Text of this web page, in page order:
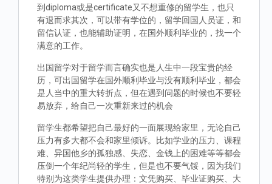
到diploma或是certificate又不想重修的留学生，也只
有退而求其次，可以带有学位的，留学回国人员证，和
留信认证，也能辅助证明，在国外顺利毕业的，找一个
满意的工作。
出国留学对于留学而言确实也是人生中一段宝贵的经
历，可出国留学在国外顺利毕业与没有顺利毕业，都会
是人当中的重大转折点，但在遇到问题的时候也不要轻
易放弃，给自己一次重新来过的机会
留学生都希望把自己最好的一面展现给家里，无论自己
压力有多大都不会和家里倾诉。比如学业的压力、课程
难、异国他乡的孤独感、失恋、金钱上的困难等等都会
压倒一个年纪尚轻的学生，但是也不要气馁，因为我们
特别为这类学生提供办理：文凭购买、毕业证购买、大